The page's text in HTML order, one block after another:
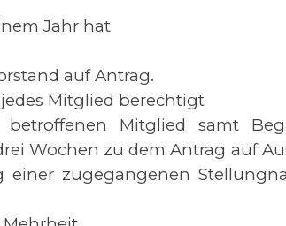
Jahr hat
auf Antrag.
Mitglied berechtigt
Mitglied samt
Wochen zu dem Antrag auf
zugegangenen